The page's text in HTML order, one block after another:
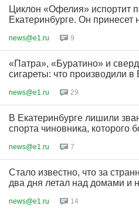
Циклон «Офелия» испортит
Екатеринбурге. Он принесет
news@e1.ru 9
«Патра», «Буратино» и
сигареты: что производили в
news@e1.ru 29
В Екатеринбурге лишили
спорта чиновника, которого
news@e1.ru 7
Стало известно, что за
два дня летал над домами и
news@e1.ru 14